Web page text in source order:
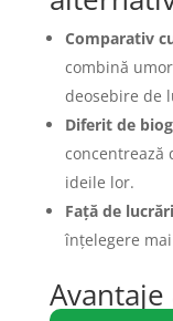
Comparativ
combină
deosebire de
Diferit de
concentrează
ideile lor.
Față de
înțelegere